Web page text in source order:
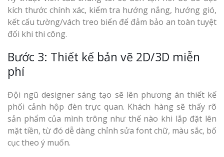
kích thước chính xác, kiểm tra hướng nắng, hướng gió,
kết cấu tường/vách treo biển để đảm bảo an toàn tuyệt
đối khi thi công.
Bước 3: Thiết kế bản vẽ 2D/3D miễn
phí
Đội ngũ designer sáng tạo sẽ lên phương án thiết kế
phối cảnh hộp đèn trực quan. Khách hàng sẽ thấy rõ
sản phẩm của mình trông như thế nào khi lắp đặt lên
mặt tiền, từ đó dễ dàng chỉnh sửa font chữ, màu sắc, bố
cục theo ý muốn.